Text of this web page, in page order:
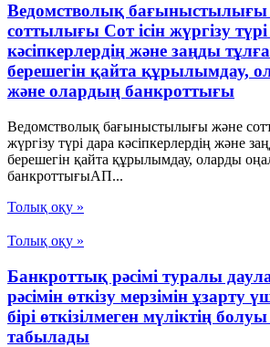
Ведомстволық бағыныстылығы
соттылығы Сот ісін жүргізу
кәсіпкерлердің және заңды
берешегін қайта құрылымдау,
және олардың банкроттығы
Ведомстволық бағыныстылығы және
жүргізу түрі дара кәсіпкерлердің және
берешегін қайта құрылымдау, оларды
банкроттығыАП...
Толық оқу »
Толық оқу »
Банкроттық рәсімі туралы
рәсімін өткізу мерзімін ұзарту
бірі өткізілмеген мүліктің
табылады